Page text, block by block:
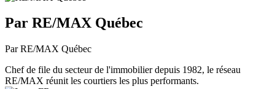
Par RE/MAX Québec
Par RE/MAX Québec
Chef de file du secteur de l'immobilier depuis 1982, le réseau
RE/MAX réunit les courtiers les plus performants.